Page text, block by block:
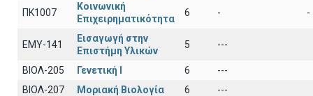
ΠΚ1007
Κοινωνική
Επιχειρηματικότητα
6 - -
EΜY-141
Εισαγωγή στην
Επιστήμη Υλικών
5 ---
ΒΙΟΛ-205 Γενετική Ι 6
---
ΒΙΟΛ-207
Μοριακή Βιολογία 6 ---